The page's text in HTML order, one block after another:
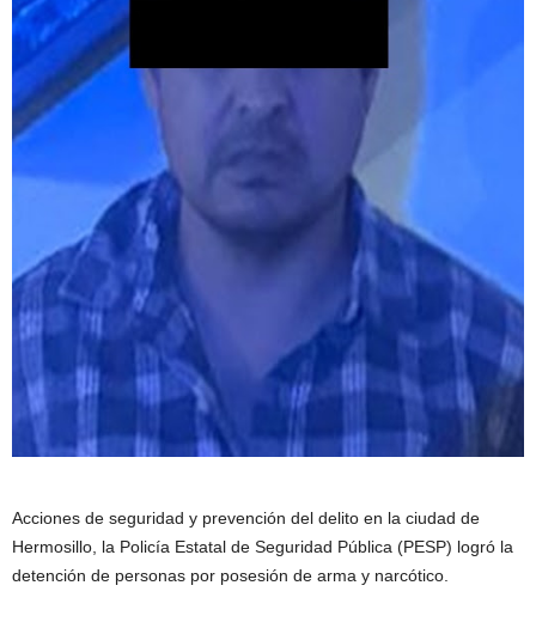
Acciones de seguridad y prevención del delito en la ciudad de
Hermosillo, la Policía Estatal de Seguridad Pública (PESP) logró la
detención de personas por posesión de arma y narcótico.